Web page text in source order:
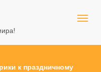
к праздничному